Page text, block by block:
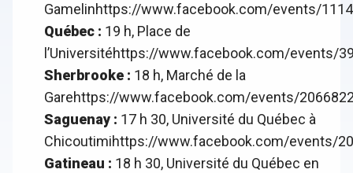
Gamelinhttps://www.facebook.com/events/
Québec : 19 h, Place de
l’Universitéhttps://www.facebook.com/events/
Sherbrooke : 18 h, Marché de la
Garehttps://www.facebook.com/events/
Saguenay : 17 h 30, Université du Québec à
Chicoutimihttps://www.facebook.com/events/
Gatineau : 18 h 30, Université du Québec en